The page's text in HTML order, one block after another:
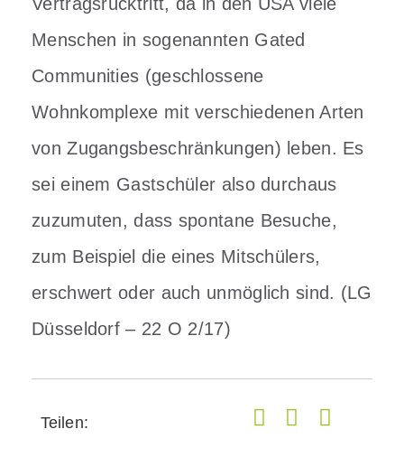
Vertragsrücktritt, da in den USA viele
Menschen in sogenannten Gated
Communities (geschlossene
Wohnkomplexe mit verschiedenen Arten
von Zugangsbeschränkungen) leben. Es
sei einem Gastschüler also durchaus
zuzumuten, dass spontane Besuche,
zum Beispiel die eines Mitschülers,
erschwert oder auch unmöglich sind. (LG
Düsseldorf – 22 O 2/17)
Teilen: